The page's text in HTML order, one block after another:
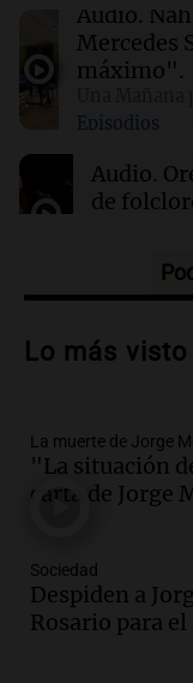
Clima
Clima en
Audio.
Mercedes
máximo".
Episodios
Audio.
de
Audio.
vehículos
Audio.
y cinco
un puente
Audio.
Rosario
Lo más visto
La muerte de Jorge
"La situación
carta de Jorge
Sociedad
Despiden a
Rosario para el